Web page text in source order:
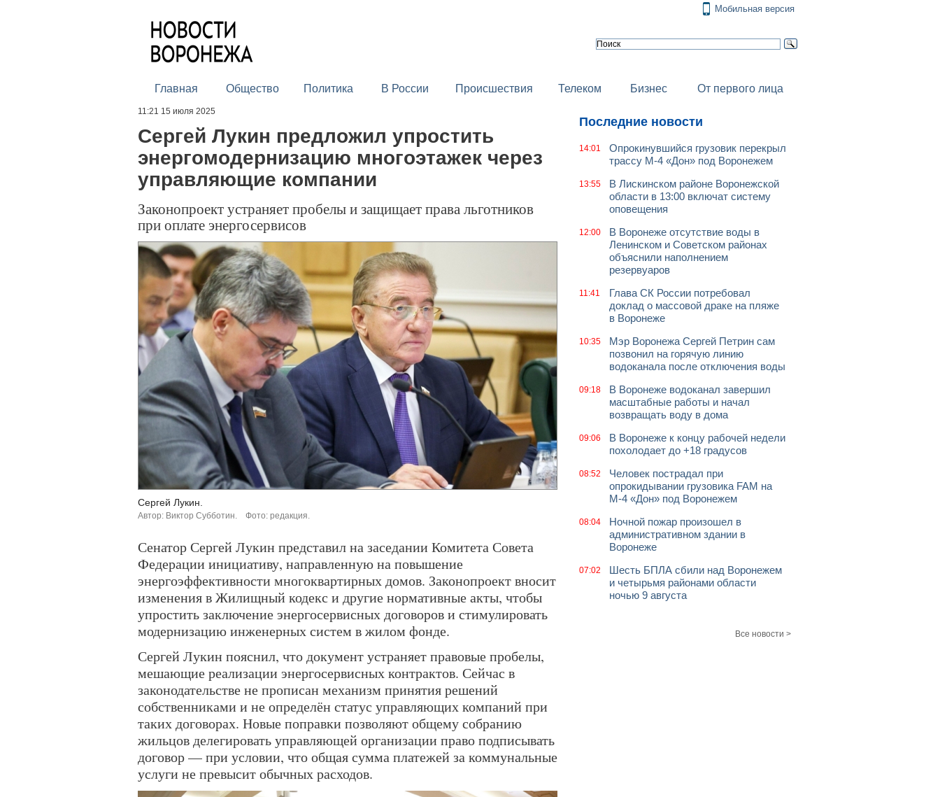
Мобильная версия
Главная Общество Политика В России Происшествия Телеком Бизнес От первого лица
11:21 15 июля 2025
Сергей Лукин предложил упростить
энергомодернизацию многоэтажек через
управляющие компании
Законопроект устраняет пробелы и защищает права льготников
при оплате энергосервисов
Сергей Лукин.
Автор: Виктор Субботин. Фото: редакция.
Сенатор Сергей Лукин представил на заседании Комитета Совета
Федерации инициативу, направленную на повышение
энергоэффективности многоквартирных домов. Законопроект вносит
изменения в Жилищный кодекс и другие нормативные акты, чтобы
упростить заключение энергосервисных договоров и стимулировать
модернизацию инженерных систем в жилом фонде.
Сергей Лукин пояснил, что документ устраняет правовые пробелы,
мешающие реализации энергосервисных контрактов. Сейчас в
законодательстве не прописан механизм принятия решений
собственниками и не определён статус управляющих компаний при
таких договорах. Новые поправки позволяют общему собранию
жильцов делегировать управляющей организации право подписывать
договор — при условии, что общая сумма платежей за коммунальные
услуги не превысит обычных расходов.
Последние новости
14:01
Опрокинувшийся грузовик перекрыл
трассу М-4 «Дон» под Воронежем
13:55
В Лискинском районе Воронежской
области в 13:00 включат систему
оповещения
12:00
В Воронеже отсутствие воды в
Ленинском и Советском районах
объяснили наполнением
резервуаров
11:41
Глава СК России потребовал
доклад о массовой драке на пляже
в Воронеже
10:35
Мэр Воронежа Сергей Петрин сам
позвонил на горячую линию
водоканала после отключения воды
09:18
В Воронеже водоканал завершил
масштабные работы и начал
возвращать воду в дома
09:06
В Воронеже к концу рабочей недели
похолодает до +18 градусов
08:52
Человек пострадал при
опрокидывании грузовика FAM на
М-4 «Дон» под Воронежем
08:04
Ночной пожар произошел в
административном здании в
Воронеже
07:02
Шесть БПЛА сбили над Воронежем
и четырьмя районами области
ночью 9 августа
Все новости >